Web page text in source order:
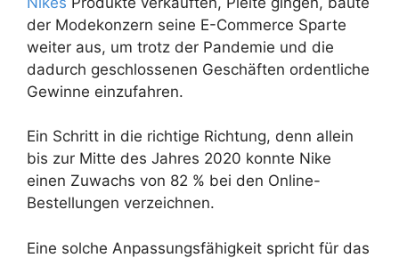
der Modekonzern seine E-Commerce Sparte
weiter aus, um trotz der Pandemie und die
dadurch geschlossenen Geschäften ordentliche
Gewinne einzufahren.
Ein Schritt in die richtige Richtung, denn allein
bis zur Mitte des Jahres 2020 konnte Nike
einen Zuwachs von 82 % bei den Online-
Bestellungen verzeichnen.
Eine solche Anpassungsfähigkeit spricht für das